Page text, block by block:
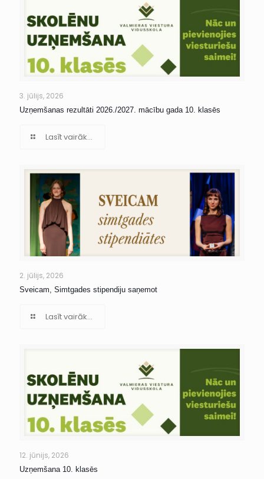
3. jūlijs, 2026
Uzņemšanas rezultāti 2026./2027. mācību gada 10. klasēs
Lasīt vairāk...
2. jūlijs, 2026
Sveicam, Simtgades stipendiju saņemot
Lasīt vairāk...
12. jūnijs, 2026
Uzņemšana 10. klasēs